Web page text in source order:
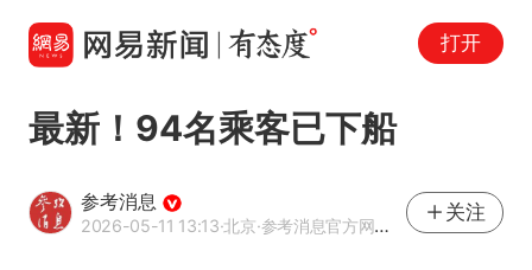
打开
最新！94名乘客已下船
参考消息
2026-05-11 13:13·北京·参考消息官方网易号
关注